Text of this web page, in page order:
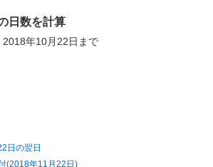
日数を計算
2018年10月22日まで
日の翌日
(2018年11月22日)